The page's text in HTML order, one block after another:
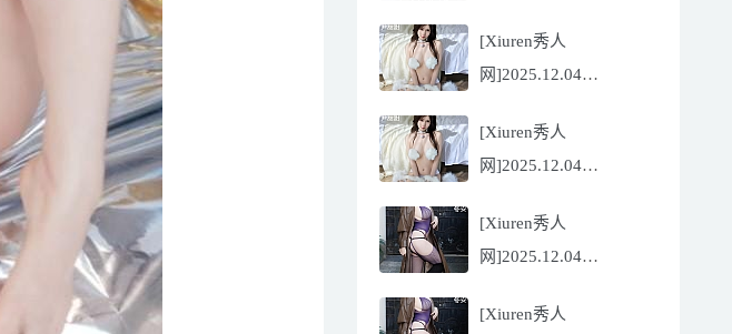
Flora[81P/832.27MB]
[Xiuren秀人
网]2025.12.04
[56P/602.69MB]
[Xiuren秀人
网]2025.12.04
[56P/602.69MB]
[Xiuren秀人
网]2025.12.04
[71P/960.78MB]
[Xiuren秀人